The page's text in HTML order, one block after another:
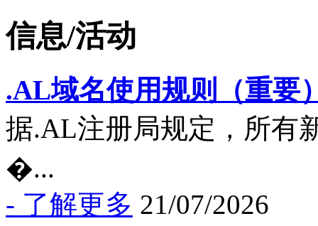
信息/活动
.AL域名使用规则（重要
据.AL注册局规定，所有
�...
- 了解更多 21/07/2026